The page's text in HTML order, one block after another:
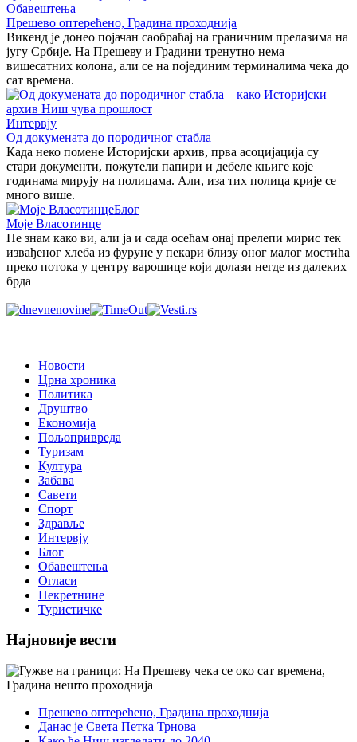
Обавештења
Прешево оптерећено, Градина проходнија
Викенд је донео појачан саобраћај на граничним прелазима на
југу Србије. На Прешеву и Градини тренутно нема
вишесатних колона, али се на појединим терминалима чека до
сат времена.
Интервју
Од докумената до породичног стабла
Када неко помене Историјски архив, прва асоцијација су
стари документи, пожутели папири и дебеле књиге које
годинама мирују на полицама. Али, иза тих полица крије се
много више.
Блог
Моје Власотинце
Не знам како ви, али ја и сада осећам онај прелепи мирис тек
извађеног хлеба из фуруне у пекари близу оног малог мостића
преко потока у центру варошице који долази негде из далеких
брда
Новости
Црна хроника
Политика
Друштво
Економија
Пољопривреда
Туризам
Култура
Забава
Савети
Спорт
Здравље
Интервју
Блог
Обавештења
Огласи
Некретнине
Туристичке
Најновије вести
Прешево оптерећено, Градина проходнија
Данас је Света Петка Трнова